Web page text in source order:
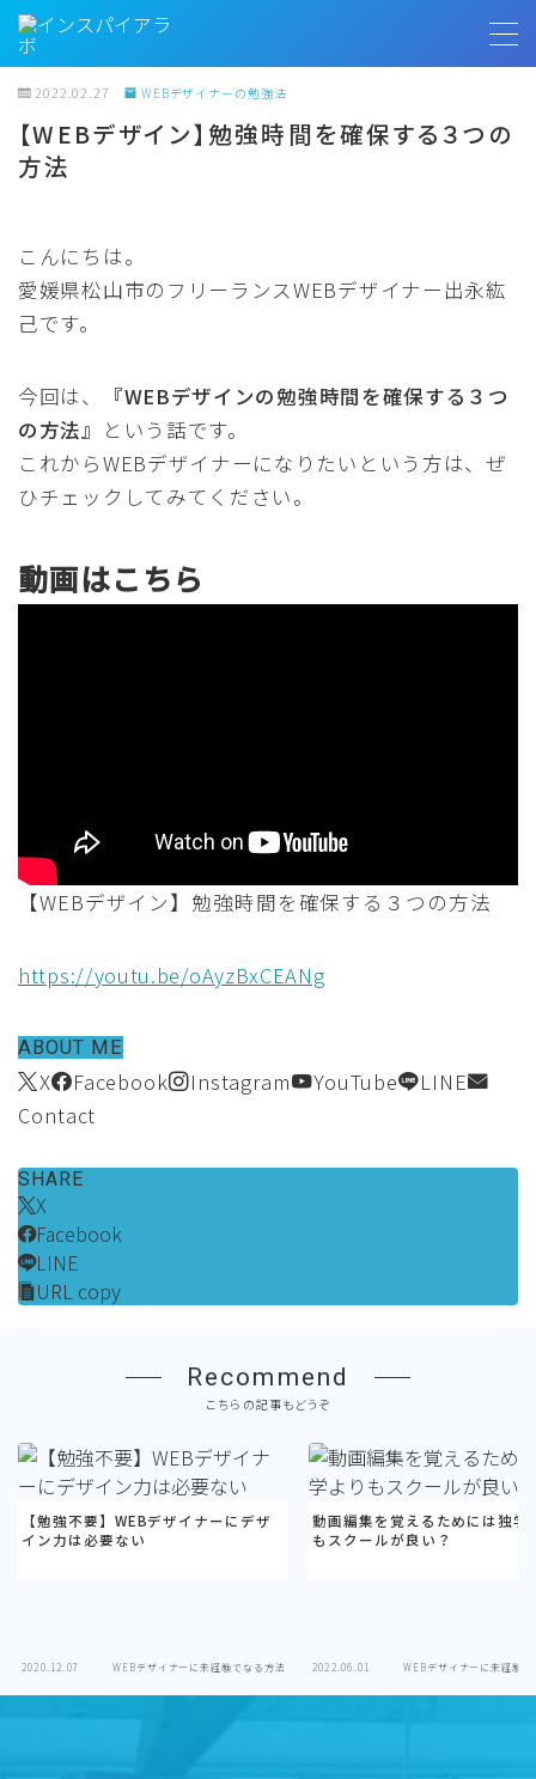
MENU
トップページ
お客様の声
無料相談
2022.02.27 WEBデザイナーの勉強法
【WEBデザイン】勉強時間を確保する３つの
方法
こんにちは。
愛媛県松山市のフリーランスWEBデザイナー出永紘
己です。
今回は、
『WEBデザインの勉強時間を確保する３つ
の方法』 という話です。
これからWEBデザイナーになりたいという方は、ぜ
ひチェックしてみてください。
動画はこちら
【WEBデザイン】勉強時間を確保する３つの方法
https://youtu.be/oAyzBxCEANg
ABOUT ME
X Facebook Instagram YouTube
LINE
Contact
SHARE
X
Facebook
LINE
URL copy
Recommend
こちらの記事もどうぞ
【勉強不要】WEBデザイナーにデザ
イン力は必要ない
2020.12.07 WEBデザイナーに未経験でなる方法
動画編集を覚えるためには独学
もスクールが良い？
2022.06.01 WEBデザイナーに未経験